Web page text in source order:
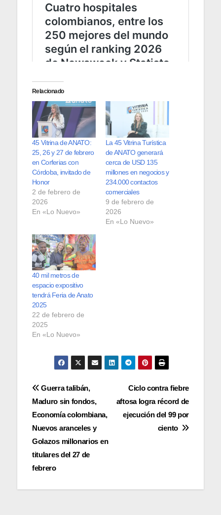
Relacionado
45 Vitrina de ANATO:
25, 26 y 27 de febrero
en Corferias con
Córdoba, invitado de
Honor
2 de febrero de
2026
En «Lo Nuevo»
La 45 Vitrina Turística
de ANATO generará
cerca de USD 135
millones en negocios y
234.000 contactos
comerciales
9 de febrero de
2026
En «Lo Nuevo»
40 mil metros de
espacio expositivo
tendrá Feria de Anato
2025
22 de febrero de
2025
En «Lo Nuevo»
Navegación
de
entradas
Ciclo contra fiebre
aftosa logra récord de
ejecución del 99 por
ciento
Guerra talibán,
Maduro sin fondos,
Economía colombiana,
Nuevos aranceles y
Golazos millonarios en
titulares del 27 de
febrero